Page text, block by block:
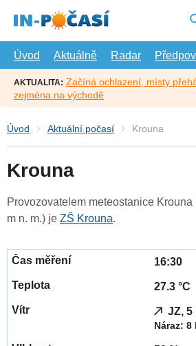
hlavní
Úvod
Aktuálně Radar
AKTUALITA: Začíná ochlazení, místy
zejména na východě
Úvod Aktuální počasí Krouna
Krouna
Provozovatelem meteostanice
m n. m.) je ZŠ Krouna.
16:30
27.3 °C
JZ, 5
Náraz: 8